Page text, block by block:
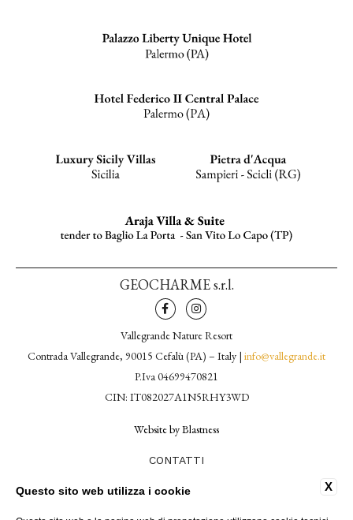
GEOCHARME s.r.l.
Vallegrande Nature Resort
Contrada Vallegrande, 90015 Cefalù (PA) – Italy | info@vallegrande.it
P.Iva 04699470821
CIN: IT082027A1N5RHY3WD
Website by Blastness
CONTATTI
DATI SOCIETARI
X
Questo sito web utilizza i cookie